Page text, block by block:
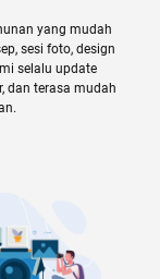
yang mudah
sesi foto, design
selalu update
dan terasa mudah